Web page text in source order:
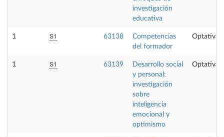
investigación
educativa
1 S1 63138
Competencias
del formador
Optativa
1 S1 63139
Desarrollo social
y personal:
investigación
sobre
inteligencia
emocional y
optimismo
Optativa